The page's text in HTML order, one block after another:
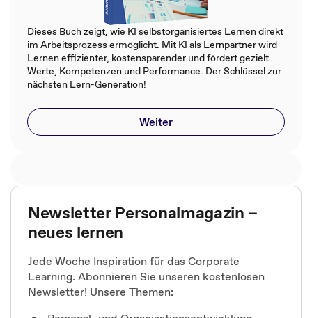
Dieses Buch zeigt, wie KI selbstorganisiertes Lernen direkt
im Arbeitsprozess ermöglicht. Mit KI als Lernpartner wird
Lernen effizienter, kostensparender und fördert gezielt
Werte, Kompetenzen und Performance. Der Schlüssel zur
nächsten Lern-Generation!
Weiter
Newsletter Personalmagazin –
neues lernen
Jede Woche Inspiration für das Corporate
Learning. Abonnieren Sie unseren kostenlosen
Newsletter! Unsere Themen: